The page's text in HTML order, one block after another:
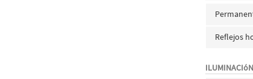
Reflejos
ILUMINACIóN